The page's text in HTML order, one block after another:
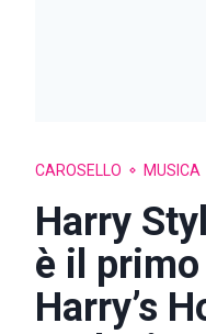
CAROSELLO MUSICA
Harry
è il
Harry’s